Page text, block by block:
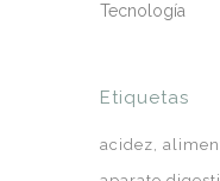
Tecnología
Etiquetas
acidez